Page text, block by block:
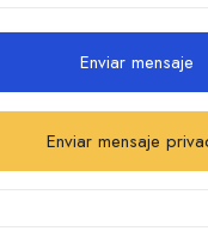
Enviar mensaje
Enviar mensaje